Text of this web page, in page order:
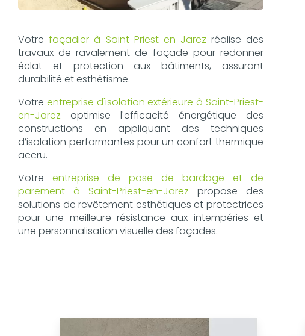
Votrefaçadier à Saint-Priest-en-Jarez réalise des
travaux de ravalement de façade pour redonner
éclat et protection aux bâtiments, assurant
durabilité et esthétisme.
Votre entreprise d'isolation extérieure à Saint-Priest-
en-Jarez optimise l'efficacité énergétique des
constructions en appliquant des techniques
d’isolation performantes pour un confort thermique
accru.
Votre entreprise de pose de bardage et de
parement à Saint-Priest-en-Jarez propose des
solutions de revêtement esthétiques et protectrices
pour une meilleure résistance aux intempéries et
une personnalisation visuelle des façades.